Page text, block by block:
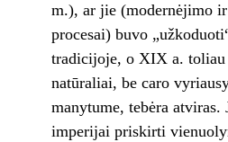
m.), ar jie (modernėjimo
procesai) buvo
tradicijoje, o XIX a. toliau
natūraliai, be caro
manytume, tebėra atviras.
imperijai priskirti